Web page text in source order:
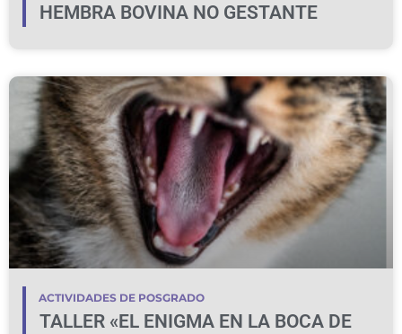
HEMBRA BOVINA NO GESTANTE
ACTIVIDADES DE POSGRADO
TALLER «EL ENIGMA EN LA BOCA DE